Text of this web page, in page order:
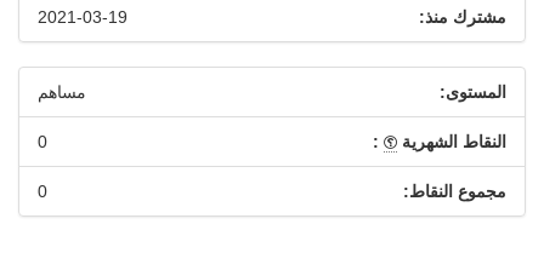
مشترك منذ: 2021-03-19
المستوى: مساهم
النقاط الشهرية :
0
مجموع النقاط: 0